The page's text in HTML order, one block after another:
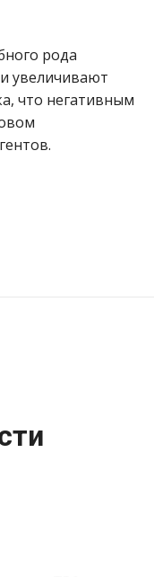
рода
увеличивают
что негативным